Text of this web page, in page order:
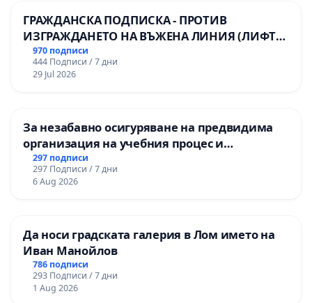
ГРАЖДАНСКА ПОДПИСКА - ПРОТИВ
ИЗГРАЖДАНЕТО НА ВЪЖЕНА ЛИНИЯ (ЛИФТ)
НА ТЕРИТОРИЯТА НА ПРИРОДНА
ЗАБЕЛЕЖИТЕЛНОСТ „ХЪЛМ НА
ОСВОБОДИТЕЛИТЕ“ (БУНАРДЖИК)
970 подписи
444 Подписи / 7 дни
29 Jul 2026
За незабавно осигуряване на предвидима
организация на учебния процес и
гарантиране на правото на равнопоставено
и качествено образование на учениците от
ОУ „Княз Александър I“ и Хуманитарна
297 подписи
297 Подписи / 7 дни
6 Aug 2026
Да носи градската галерия в Лом името на
Иван Манойлов
786 подписи
293 Подписи / 7 дни
1 Aug 2026